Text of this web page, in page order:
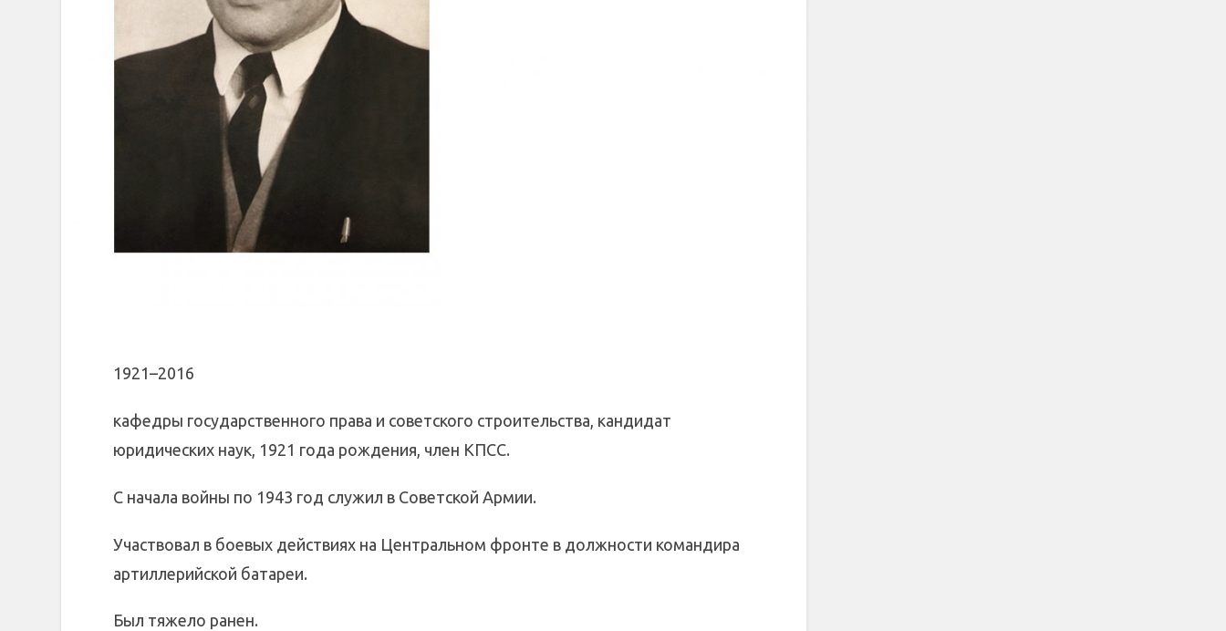
1921–2016
кафедры государственного права и советского строительства, кандидат
юридических наук, 1921 года рождения, член КПСС.
С начала войны по 1943 год служил в Советской Армии.
Участвовал в боевых действиях на Центральном фронте в должности командира
артиллерийской батареи.
Был тяжело ранен.